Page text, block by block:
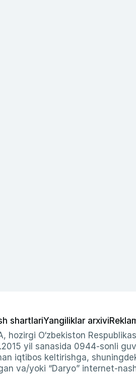
shartlariYangiliklar arxivi
hozirgi O‘zbekiston
yil sanasida 0944-sonli
iqtibos keltirishga,
va/yoki “Daryo” internet-